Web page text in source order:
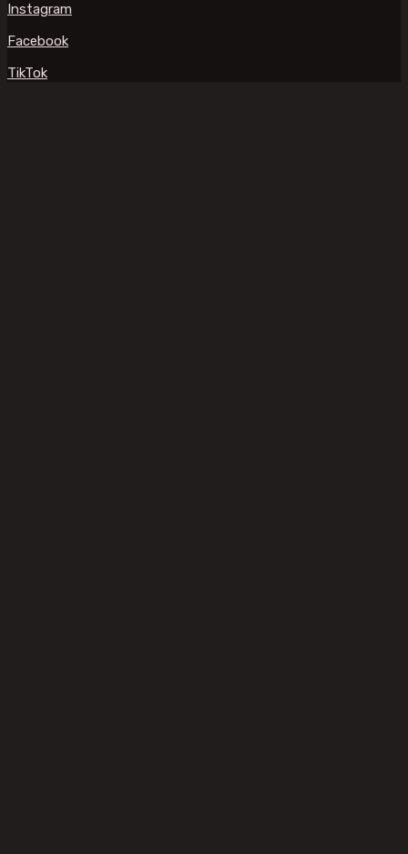
Instagram
Facebook
TikTok